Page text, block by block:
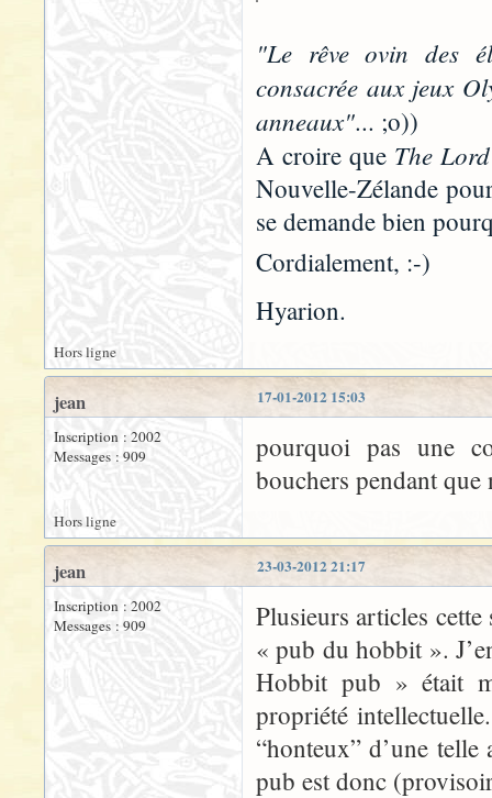
"Le rêve ovin des
consacrée aux jeux
anneaux"... ;o))
A croire que The
Nouvelle-Zélande
se demande bien
Cordialement, :-)
Hyarion.
Hors ligne
17-01-2012 15:03
jean
Inscription : 2002
Messages : 909
pourquoi pas une
bouchers pendant que
Hors ligne
23-03-2012 21:17
jean
Inscription : 2002
Messages : 909
Plusieurs articles
« pub du hobbit ».
Hobbit pub » était
propriété
“honteux” d’une
pub est donc